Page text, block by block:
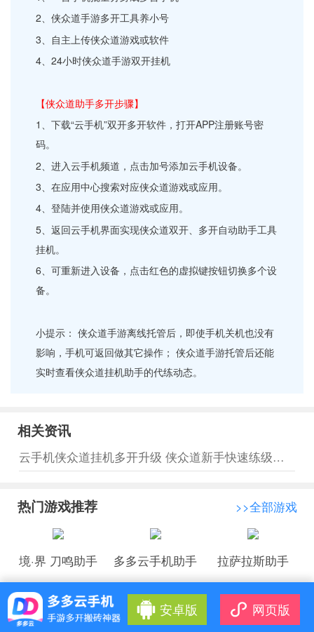
2、侠众道手游多开工具养小号
3、自主上传侠众道游戏或软件
4、24小时侠众道手游双开挂机
【侠众道助手多开步骤】
1、下载“云手机”双开多开软件，打开APP注册账号密
码。
2、进入云手机频道，点击加号添加云手机设备。
3、在应用中心搜索对应侠众道游戏或应用。
4、登陆并使用侠众道游戏或应用。
5、返回云手机界面实现侠众道双开、多开自动助手工具
挂机。
6、可重新进入设备，点击红色的虚拟键按钮切换多个设
备。
小提示： 侠众道手游离线托管后，即使手机关机也没有
影响，手机可返回做其它操作； 侠众道手游托管后还能
实时查看侠众道挂机助手的代练动态。
相关资讯
云手机侠众道挂机多开升级 侠众道新手快速练级攻略
热门游戏推荐 >>全部游戏
境·界 刀鸣助手 多多云手机助手 拉萨拉斯助手
安卓版 网页版